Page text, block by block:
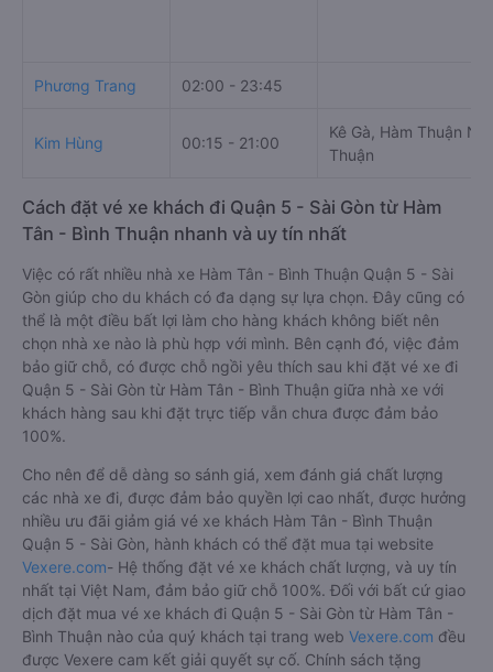
Phương Trang 02:00 - 23:45
Kim Hùng 00:15 - 21:00
Kê Gà, Hàm Thuận
Thuận
Cách đặt vé xe khách đi Quận 5 - Sài Gòn từ Hàm
Tân - Bình Thuận nhanh và uy tín nhất
Việc có rất nhiều nhà xe Hàm Tân - Bình Thuận Quận 5 - Sài
Gòn giúp cho du khách có đa dạng sự lựa chọn. Đây cũng có
thể là một điều bất lợi làm cho hàng khách không biết nên
chọn nhà xe nào là phù hợp với mình. Bên cạnh đó, việc đảm
bảo giữ chỗ, có được chỗ ngồi yêu thích sau khi đặt vé xe đi
Quận 5 - Sài Gòn từ Hàm Tân - Bình Thuận giữa nhà xe với
khách hàng sau khi đặt trực tiếp vẫn chưa được đảm bảo
100%.
Cho nên để dễ dàng so sánh giá, xem đánh giá chất lượng
các nhà xe đi, được đảm bảo quyền lợi cao nhất, được hưởng
nhiều ưu đãi giảm giá vé xe khách Hàm Tân - Bình Thuận
Quận 5 - Sài Gòn, hành khách có thể đặt mua tại website
Vexere.com- Hệ thống đặt vé xe khách chất lượng, và uy tín
nhất tại Việt Nam, đảm bảo giữ chỗ 100%. Đối với bất cứ giao
dịch đặt mua vé xe khách đi Quận 5 - Sài Gòn từ Hàm Tân -
Bình Thuận nào của quý khách tại trang web Vexere.com đều
được Vexere cam kết giải quyết sự cố. Chính sách tặng